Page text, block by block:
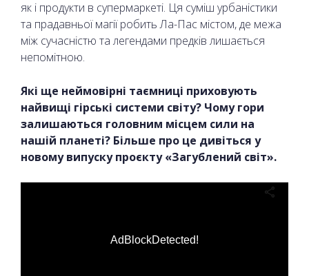
як і продукти в супермаркеті. Ця суміш урбаністики
та прадавньої магії робить Ла-Пас містом, де межа
між сучасністю та легендами предків лишається
непомітною.
Які ще неймовірні таємниці приховують
найвищі гірські системи світу? Чому гори
залишаються головним місцем сили на
нашій планеті? Більше про це дивіться у
новому випуску проєкту «Загублений світ».
AdBlockDetected!